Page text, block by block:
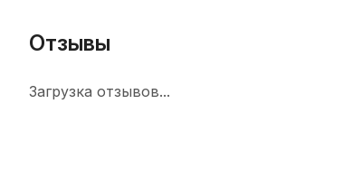
Отзывы
Загрузка отзывов...